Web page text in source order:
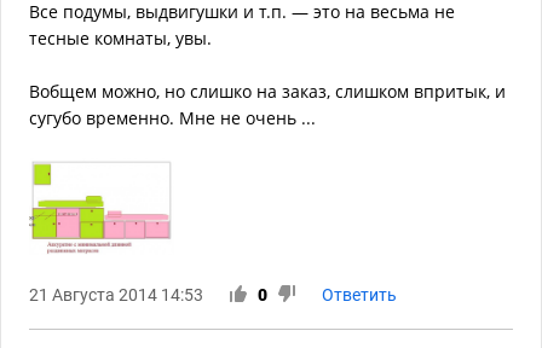
Все подумы, выдвигушки и т.п. — это на весьма не
тесные комнаты, увы.
Вобщем можно, но слишко на заказ, слишком впритык, и
сугубо временно. Мне не очень ...
21 Августа 2014 14:53 0 Ответить